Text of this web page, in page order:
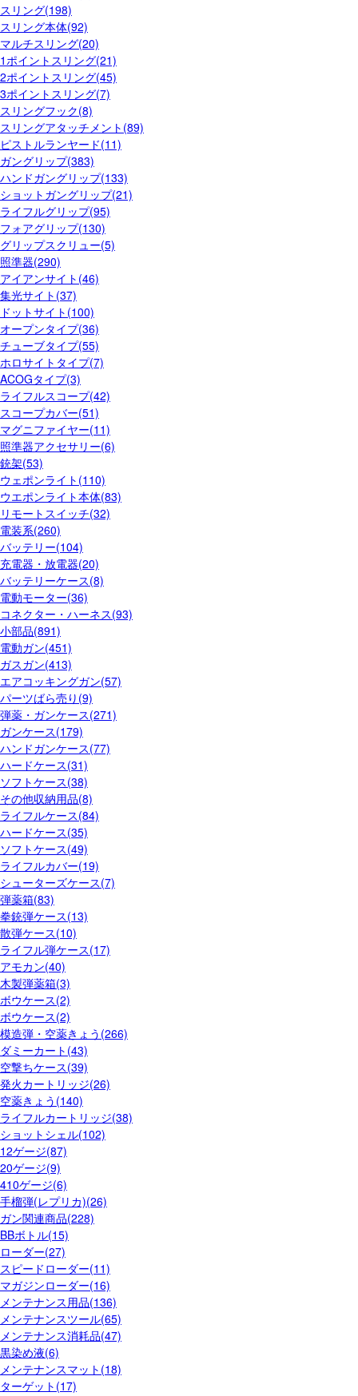
スリング(198)
スリング本体(92)
マルチスリング(20)
1ポイントスリング(21)
2ポイントスリング(45)
3ポイントスリング(7)
スリングフック(8)
スリングアタッチメント(89)
ピストルランヤード(11)
ガングリップ(383)
ハンドガングリップ(133)
ショットガングリップ(21)
ライフルグリップ(95)
フォアグリップ(130)
グリップスクリュー(5)
照準器(290)
アイアンサイト(46)
集光サイト(37)
ドットサイト(100)
オープンタイプ(36)
チューブタイプ(55)
ホロサイトタイプ(7)
ACOGタイプ(3)
ライフルスコープ(42)
スコープカバー(51)
マグニファイヤー(11)
照準器アクセサリー(6)
銃架(53)
ウェポンライト(110)
ウエポンライト本体(83)
リモートスイッチ(32)
電装系(260)
バッテリー(104)
充電器・放電器(20)
バッテリーケース(8)
電動モーター(36)
コネクター・ハーネス(93)
小部品(891)
電動ガン(451)
ガスガン(413)
エアコッキングガン(57)
パーツばら売り(9)
弾薬・ガンケース(271)
ガンケース(179)
ハンドガンケース(77)
ハードケース(31)
ソフトケース(38)
その他収納用品(8)
ライフルケース(84)
ハードケース(35)
ソフトケース(49)
ライフルカバー(19)
シューターズケース(7)
弾薬箱(83)
拳銃弾ケース(13)
散弾ケース(10)
ライフル弾ケース(17)
アモカン(40)
木製弾薬箱(3)
ボウケース(2)
ボウケース(2)
模造弾・空薬きょう(266)
ダミーカート(43)
空撃ちケース(39)
発火カートリッジ(26)
空薬きょう(140)
ライフルカートリッジ(38)
ショットシェル(102)
12ゲージ(87)
20ゲージ(9)
410ゲージ(6)
手榴弾(レプリカ)(26)
ガン関連商品(228)
BBボトル(15)
ローダー(27)
スピードローダー(11)
マガジンローダー(16)
メンテナンス用品(136)
メンテナンスツール(65)
メンテナンス消耗品(47)
黒染め液(6)
メンテナンスマット(18)
ターゲット(17)